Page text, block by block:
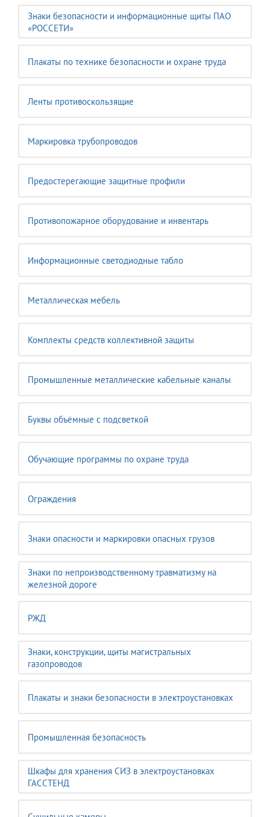
Знаки безопасности и информационные щиты ПАО
«РОССЕТИ»
Плакаты по технике безопасности и охране труда
Ленты противоскользящие
Маркировка трубопроводов
Предостерегающие защитные профили
Противопожарное оборудование и инвентарь
Информационные светодиодные табло
Металлическая мебель
Комплекты средств коллективной защиты
Промышленные металлические кабельные каналы
Буквы объёмные с подсветкой
Обучающие программы по охране труда
Ограждения
Знаки опасности и маркировки опасных грузов
Знаки по непроизводственному травматизму на
железной дороге
РЖД
Знаки, конструкции, щиты магистральных
газопроводов
Плакаты и знаки безопасности в электроустановках
Промышленная безопасность
Шкафы для хранения СИЗ в электроустановках
ГАССТЕНД